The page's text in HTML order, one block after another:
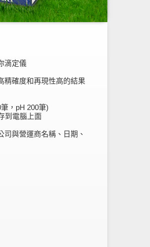
滴定儀
確度和再現性高的結果
，pH 200筆)
到電腦上面
與營運商名稱、日期、